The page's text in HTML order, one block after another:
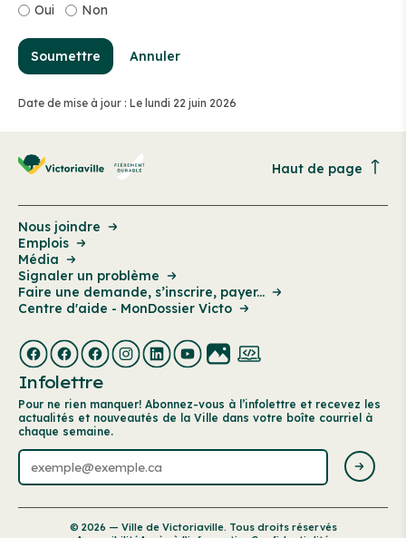
Oui Non
Soumettre Annuler
Date de mise à jour : Le lundi 22 juin 2026
Haut de page
Nous joindre
Emplois
Média
Signaler un problème
Faire une demande, s’inscrire, payer...
Centre d'aide - MonDossier Victo
Infolettre
Pour ne rien manquer! Abonnez-vous à l’infolettre et recevez les
actualités et nouveautés de la Ville dans votre boîte courriel à
chaque semaine.
© 2026 — Ville de Victoriaville. Tous droits réservés